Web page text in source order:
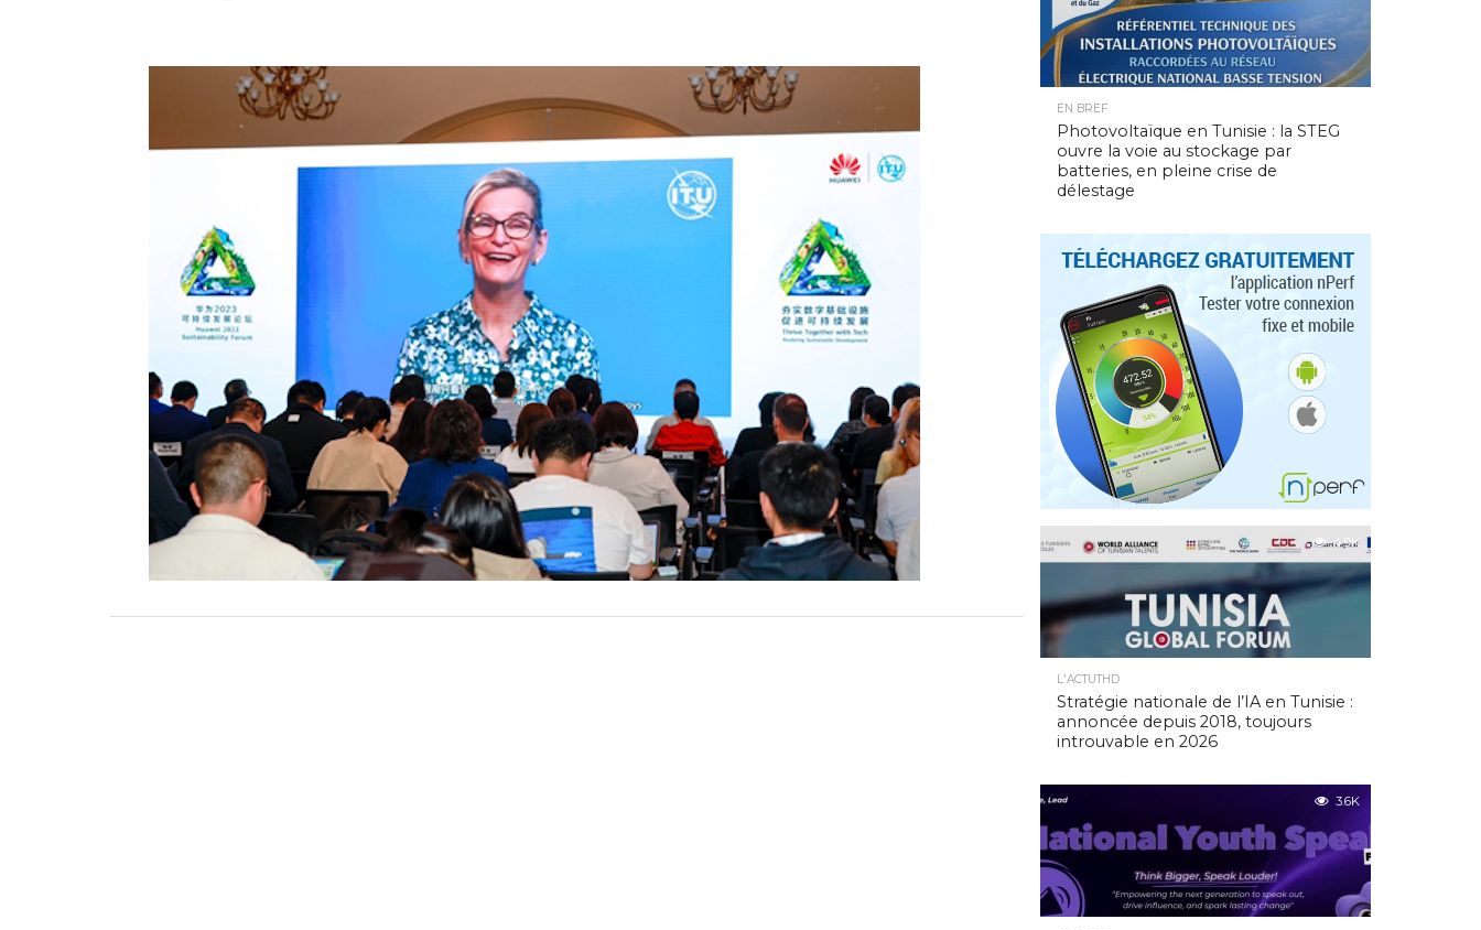
EN BREF
Photovoltaïque en Tunisie : la STEG
ouvre la voie au stockage par
batteries, en pleine crise de
délestage
4.9K
L'ACTUTHD
Stratégie nationale de l’IA en Tunisie :
annoncée depuis 2018, toujours
introuvable en 2026
3.6K